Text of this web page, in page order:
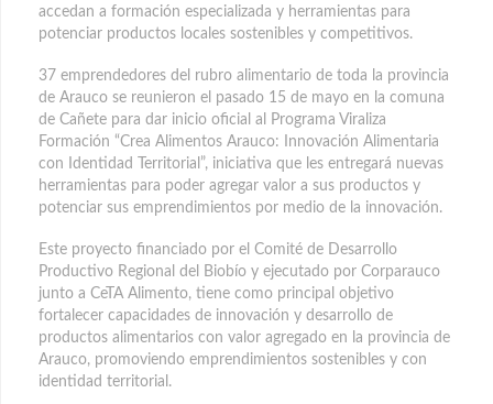
accedan a formación especializada y herramientas para
potenciar productos locales sostenibles y competitivos.
37 emprendedores del rubro alimentario de toda la provincia
de Arauco se reunieron el pasado 15 de mayo en la comuna
de Cañete para dar inicio oficial al Programa Viraliza
Formación “Crea Alimentos Arauco: Innovación Alimentaria
con Identidad Territorial”, iniciativa que les entregará nuevas
herramientas para poder agregar valor a sus productos y
potenciar sus emprendimientos por medio de la innovación.
Este proyecto financiado por el Comité de Desarrollo
Productivo Regional del Biobío y ejecutado por Corparauco
junto a CeTA Alimento, tiene como principal objetivo
fortalecer capacidades de innovación y desarrollo de
productos alimentarios con valor agregado en la provincia de
Arauco, promoviendo emprendimientos sostenibles y con
identidad territorial.